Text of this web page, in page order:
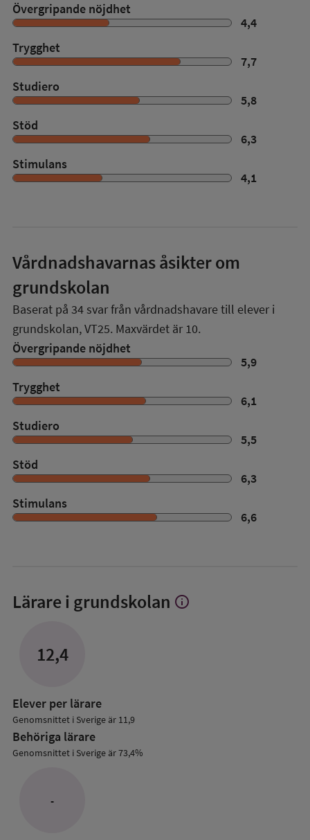
Övergripande nöjdhet
4,4
Trygghet
7,7
Studiero
5,8
Stöd
6,3
Stimulans
4,1
Vårdnadshavarnas åsikter om
grundskolan
Baserat på 34 svar från vårdnadshavare till elever i
grundskolan,VT25. Maxvärdet är 10.
Övergripande nöjdhet
5,9
Trygghet
6,1
Studiero
5,5
Stöd
6,3
Stimulans
6,6
Lärare i grundskolan Visa
info
12,4
Elever per lärare
Genomsnittet i Sverige är 11,9
Behöriga lärare
Genomsnittet i Sverige är 73,4%
-